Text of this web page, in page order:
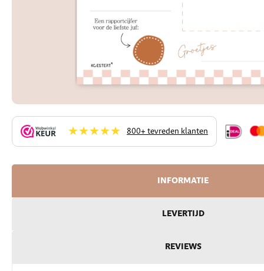
★★★★★ 800+ tevreden klanten
INFORMATIE
LEVERTIJD
REVIEWS